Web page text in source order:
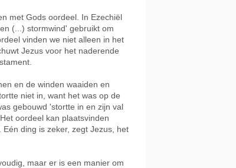
met Gods oordeel. In Ezechiël
(...) stormwind' gebruikt om
vinden we niet alleen in het
Jezus voor het naderende
en de winden waaiden en
niet in, want het was op de
gebouwd 'stortte in en zijn val
oordeel kan plaatsvinden
ding is zeker, zegt Jezus, het
maar er is een manier om